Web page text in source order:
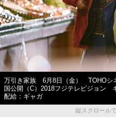
万引き家族 6月8日（金） TOHOシ
国公開（C）2018フジテレビジョ
配給：ギャガ
縦スクロール